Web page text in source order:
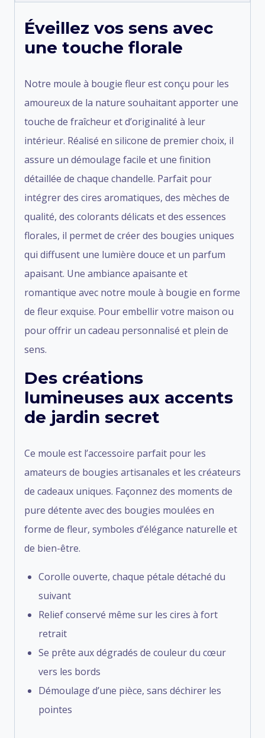
Éveillez vos sens avec
une touche florale
Notre moule à bougie fleur est conçu pour les
amoureux de la nature souhaitant apporter une
touche de fraîcheur et d’originalité à leur
intérieur. Réalisé en silicone de premier choix, il
assure un démoulage facile et une finition
détaillée de chaque chandelle. Parfait pour
intégrer des cires aromatiques, des mèches de
qualité, des colorants délicats et des essences
florales, il permet de créer des bougies uniques
qui diffusent une lumière douce et un parfum
apaisant. Une ambiance apaisante et
romantique avec notre moule à bougie en forme
de fleur exquise. Pour embellir votre maison ou
pour offrir un cadeau personnalisé et plein de
sens.
Des créations
lumineuses aux accents
de jardin secret
Ce moule est l’accessoire parfait pour les
amateurs de bougies artisanales et les créateurs
de cadeaux uniques. Façonnez des moments de
pure détente avec des bougies moulées en
forme de fleur, symboles d’élégance naturelle et
de bien-être.
Corolle ouverte, chaque pétale détaché du
suivant
Relief conservé même sur les cires à fort
retrait
Se prête aux dégradés de couleur du cœur
vers les bords
Démoulage d’une pièce, sans déchirer les
pointes